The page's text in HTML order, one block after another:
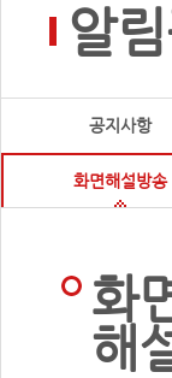
알
공지사항
화면해설방송
화
해